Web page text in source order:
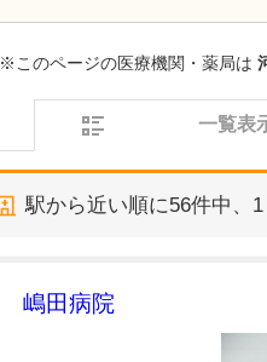
※このページの医療機関・薬局は
一覧表
駅から近い順に56件中、
嶋田病院